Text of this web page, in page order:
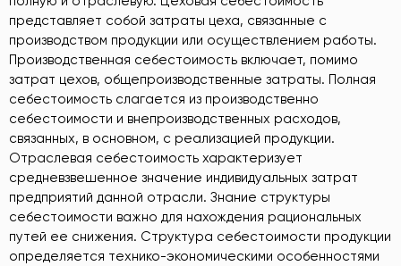
представляет собой затраты цеха, связанные с
производством продукции или осуществлением работы.
Производственная себестоимость включает, помимо
затрат цехов, общепроизводственные затраты. Полная
себестоимость слагается из производственно
себестоимости и внепроизводственных расходов,
связанных, в основном, с реализацией продукции.
Отраслевая себестоимость характеризует
средневзвешенное значение индивидуальных затрат
предприятий данной отрасли. Знание структуры
себестоимости важно для нахождения рациональных
путей ее снижения. Структура себестоимости продукции
определяется технико-экономическими особенностями